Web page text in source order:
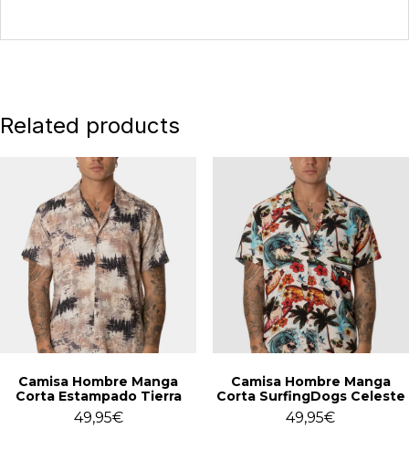
Related products
Camisa Hombre Manga
Corta Estampado Tierra
49,95€
Camisa Hombre Manga
Corta SurfingDogs Celeste
49,95€